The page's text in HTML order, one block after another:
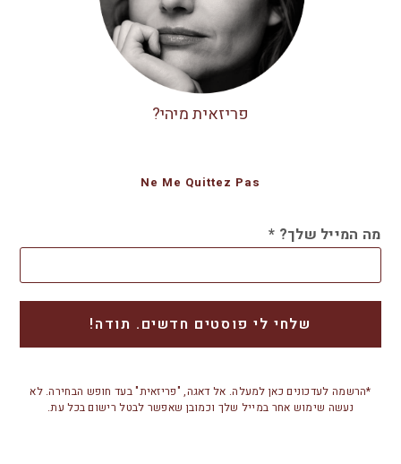
פריזאית מיהי?
Ne Me Quittez Pas
מה המייל שלך? *
*הרשמה לעדכונים כאן למעלה. אל דאגה, "פריזאית" בעד חופש הבחירה. לא
נעשה שימוש אחר במייל שלך וכמובן שאפשר לבטל רישום בכל עת.